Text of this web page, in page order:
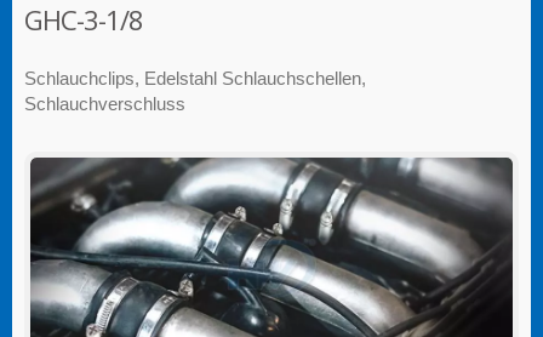
GHC-3-1/8
Schlauchclips, Edelstahl Schlauchschellen,
Schlauchverschluss